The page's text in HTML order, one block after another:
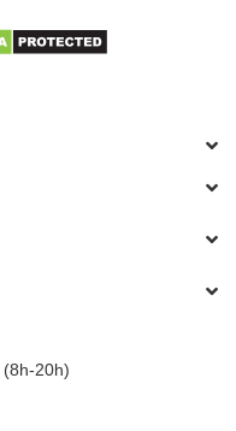
(8h-20h)